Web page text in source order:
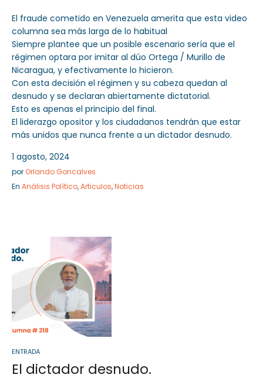
El fraude cometido en Venezuela amerita que esta video
columna sea más larga de lo habitual
Siempre plantee que un posible escenario sería que el
régimen optara por imitar al dúo Ortega / Murillo de
Nicaragua, y efectivamente lo hicieron.
Con esta decisión el régimen y su cabeza quedan al
desnudo y se declaran abiertamente dictatorial.
Esto es apenas el principio del final.
El liderazgo opositor y los ciudadanos tendrán que estar
más unidos que nunca frente a un dictador desnudo.
1 agosto, 2024
por Orlando Goncalves
En Análisis Político,Articulos,Noticias
ENTRADA
El dictador desnudo.